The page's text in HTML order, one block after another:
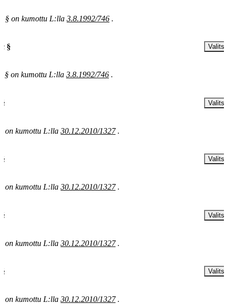
§ on kumottu L:lla 3.8.1992/746 .
§
§ on kumottu L:lla 3.8.1992/746 .
on kumottu L:lla 30.12.2010/1327 .
on kumottu L:lla 30.12.2010/1327 .
on kumottu L:lla 30.12.2010/1327 .
on kumottu L:lla 30.12.2010/1327 .